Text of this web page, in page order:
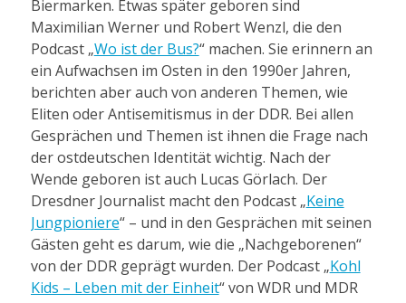
Biermarken. Etwas später geboren sind
Maximilian Werner und Robert Wenzl, die den
Podcast „Wo ist der Bus?“ machen. Sie erinnern an
ein Aufwachsen im Osten in den 1990er Jahren,
berichten aber auch von anderen Themen, wie
Eliten oder Antisemitismus in der DDR. Bei allen
Gesprächen und Themen ist ihnen die Frage nach
der ostdeutschen Identität wichtig. Nach der
Wende geboren ist auch Lucas Görlach. Der
Dresdner Journalist macht den Podcast „Keine
Jungpioniere“ – und in den Gesprächen mit seinen
Gästen geht es darum, wie die „Nachgeborenen“
von der DDR geprägt wurden. Der Podcast „Kohl
Kids – Leben mit der Einheit“ von WDR und MDR